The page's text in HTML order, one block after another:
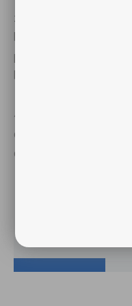
zijn/haar vordering
partij zijn. Deze kosten
4d. Bij een meerwerk-
een eerdere
eveneens van toepassing.